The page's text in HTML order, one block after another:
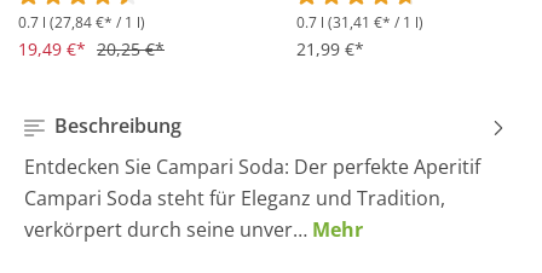
Durchschnittliche Bewertung von 4.5 von 5 Sternen
0.7 l (27,84 €* / 1 l)
19,49 €* 20,25 €*
Durchschnittliche
0.7 l (31,41 €* / 1 l)
21,99 €*
Beschreibung
Entdecken Sie Campari Soda: Der perfekte Aperitif
Campari Soda steht für Eleganz und Tradition,
verkörpert durch seine unver… Mehr